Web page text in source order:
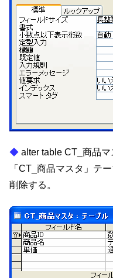
alter table CT_商品
「CT_商品マスタ」テ
削除する。